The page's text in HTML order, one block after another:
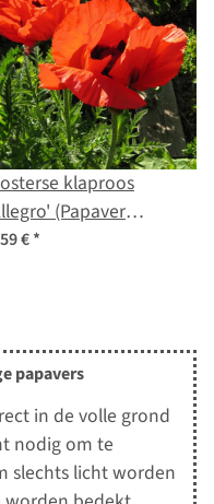
klaproos
(Papaver
zaden
€*
papavers
in de volle grond
nodig om te
slechts licht worden